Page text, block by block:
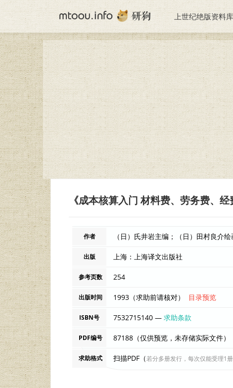
上世纪绝版资料库
《成本核算入门 材料费、劳务费、
作者
出版 上海：上海译文出版社
参考页数 254
出版时间 1993（求助前请核对） 目录预览
ISBN号 7532715140 —求助条款
PDF编号 87188（仅供预览，未存储实际文件）
求助格式 扫描PDF（若分多册发行，每次仅能受理1册